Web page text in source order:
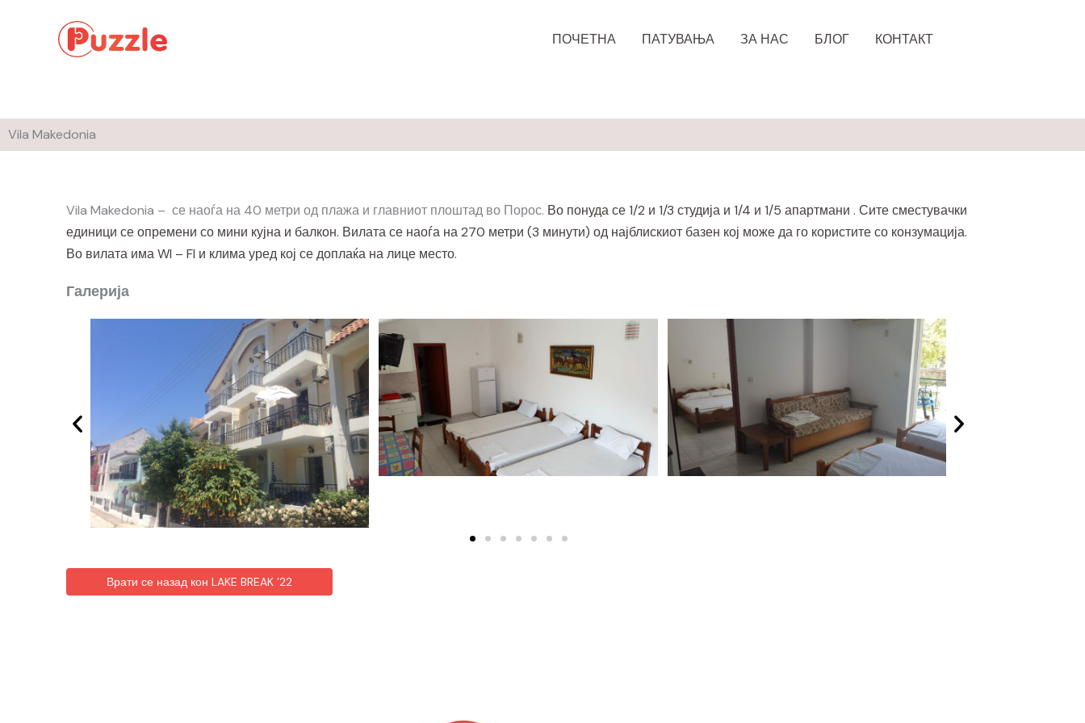
ПОЧЕТНА ПАТУВАЊА ЗА НАС БЛОГ КОНТАКТ
Vila Makedonia
Vila Makedonia – се наоѓа на 40 метри од плажа и главниот плоштад во Порос. Во понуда се 1/2 и 1/3 студија и 1/4 и 1/5 апартмани . Сите сместувачки
единици се опремени со мини кујна и балкон. Вилата се наоѓа на 270 метри (3 минути) од најблискиот базен кој може да го користите со конзумација.
Во вилата има WI – FI и клима уред кој се доплаќа на лице место.
Галерија
Врати се назад кон LAKE BREAK ’22